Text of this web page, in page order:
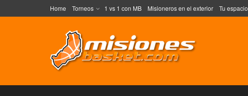
Home Torneos 1 vs 1 con MB Misioneros en el exterior Tu espacio